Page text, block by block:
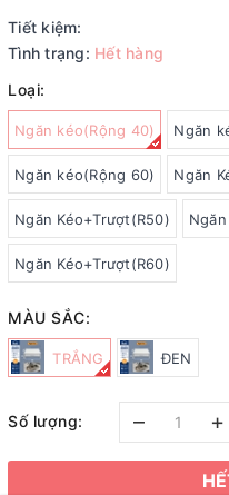
Tiết kiệm:
Tình trạng: Hết hàng
Loại:
Ngăn kéo(Rộng 40) Ngăn
Ngăn kéo(Rộng 60) Ngăn
Ngăn Kéo+Trượt(R50)
Ngăn Kéo+Trượt(R60)
MÀU SẮC:
TRẮNG ĐEN
Số lượng: – +